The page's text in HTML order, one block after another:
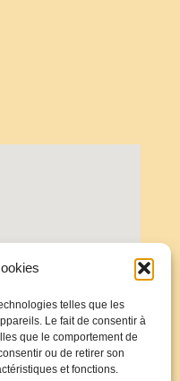
telles que les
Le fait de consentir à
que le comportement de
ou de retirer son
et fonctions.